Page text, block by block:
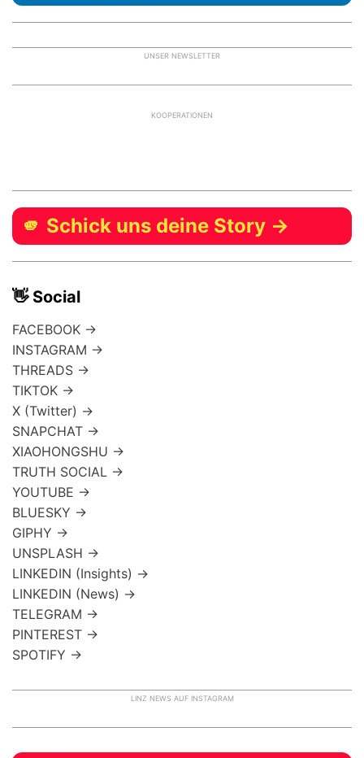
UNSER NEWSLETTER
KOOPERATIONEN
🫵 Schick uns deine Story →
👋 Social
FACEBOOK →
INSTAGRAM →
THREADS →
TIKTOK →
X (Twitter) →
SNAPCHAT →
XIAOHONGSHU →
TRUTH SOCIAL →
YOUTUBE →
BLUESKY →
GIPHY →
UNSPLASH →
LINKEDIN (Insights) →
LINKEDIN (News) →
TELEGRAM →
PINTEREST →
SPOTIFY →
LINZ NEWS AUF INSTAGRAM